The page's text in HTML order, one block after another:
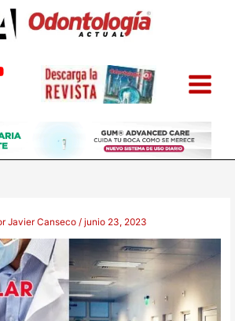
Javier Canseco/junio 23, 2023